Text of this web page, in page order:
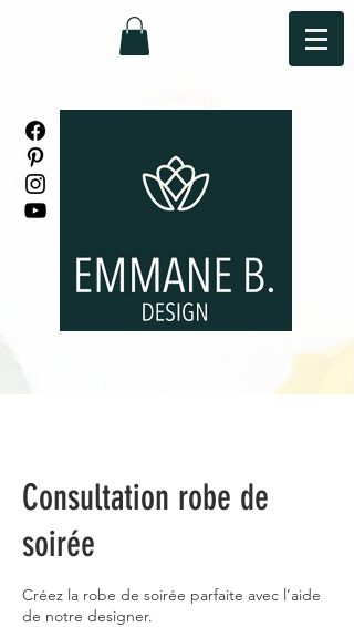
Consultation robe de
soirée
Créez la robe de soirée parfaite avec l’aide
de notre designer.